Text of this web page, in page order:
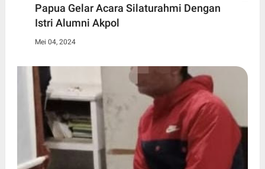
Papua Gelar Acara Silaturahmi Dengan
Istri Alumni Akpol
Mei 04, 2024